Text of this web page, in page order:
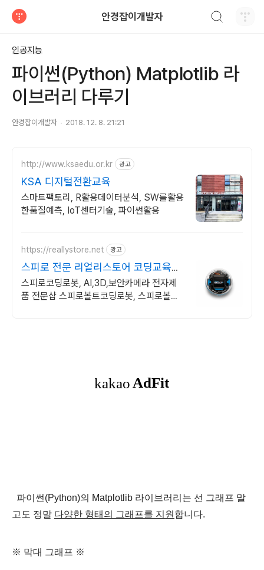
안경잡이개발자
인공지능
파이썬(Python) Matplotlib 라
이브러리 다루기
안경잡이개발자 2018. 12. 8. 21:21
http://www.ksaedu.or.kr 광고
KSA 디지털전환교육
스마트팩토리, R활용데이터분석, SW를활용
한품질예측, IoT센터기술, 파이썬활용
https://reallystore.net 광고
스피로 전문 리얼리스토어 코딩교육을
쉽고 재밌게
스피로코딩로봇, AI,3D,보안카메라 전자제
품 전문샵 스피로볼트코딩로봇, 스피로볼트
파이썬(Python)의 Matplotlib 라이브러리 는 선 그래프 말
고도 정말 다양한 형태의 그래프를 지원 합니다.
※ 막대 그래프 ※